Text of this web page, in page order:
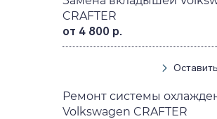
CRAFTER
от 4 800 р.
Ремонт системы
Volkswagen CRAFTER